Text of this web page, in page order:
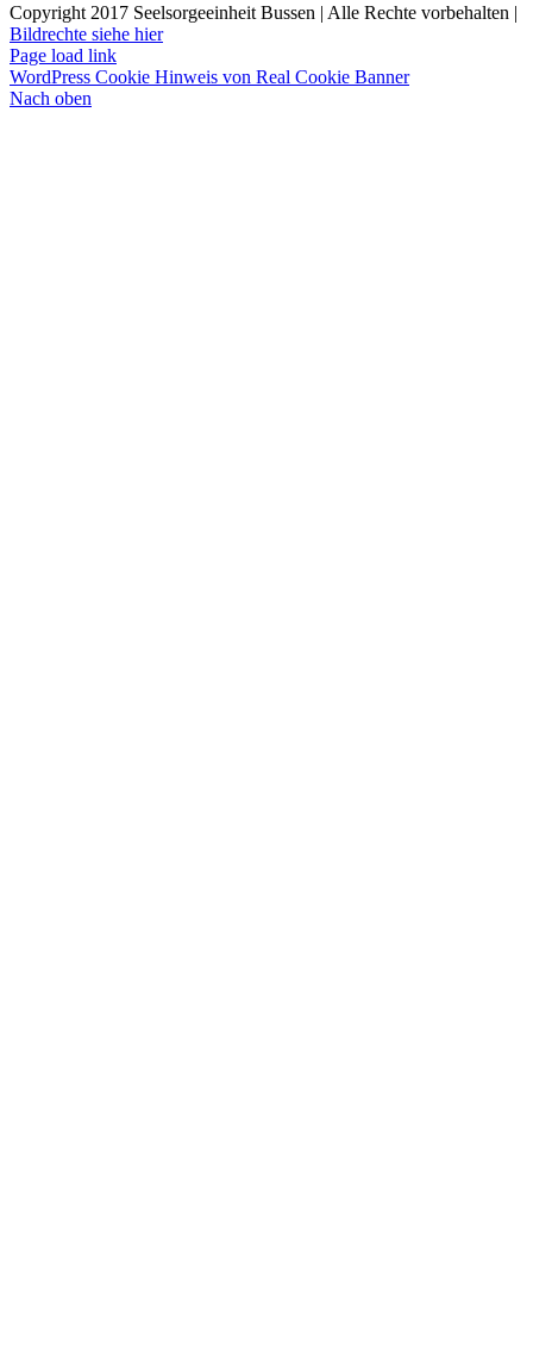
Copyright 2017 Seelsorgeeinheit Bussen | Alle Rechte vorbehalten |
Bildrechte siehe hier
Page load link
WordPress Cookie Hinweis von Real Cookie Banner
Nach oben